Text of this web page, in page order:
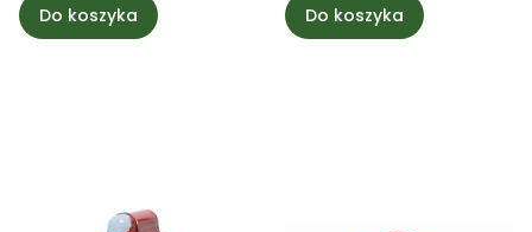
Do koszyka Do koszyka